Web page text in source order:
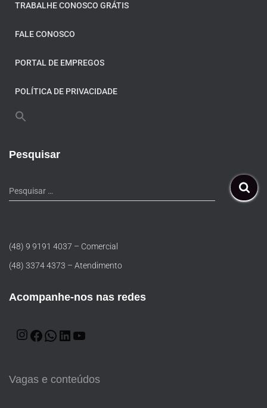
TRABALHE CONOSCO GRÁTIS
FALE CONOSCO
PORTAL DE EMPREGOS
POLÍTICA DE PRIVACIDADE
Pesquisar
Pesquisar …
(48) 9 9191 4037 – Comercial
(48) 3374 4373 – Atendimento
Acompanhe-nos nas redes
Vagas e conteúdos